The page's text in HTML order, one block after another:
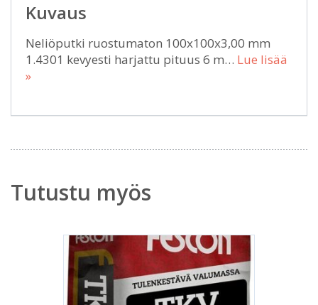
Kuvaus
Neliöputki ruostumaton 100x100x3,00 mm
1.4301 kevyesti harjattu pituus 6 m… Lue lisää
»
Tutustu myös